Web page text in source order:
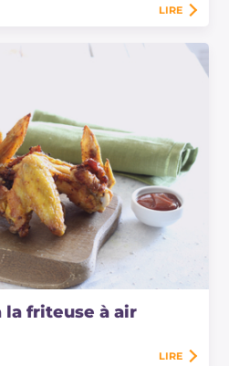
LIRE
la friteuse à air
LIRE